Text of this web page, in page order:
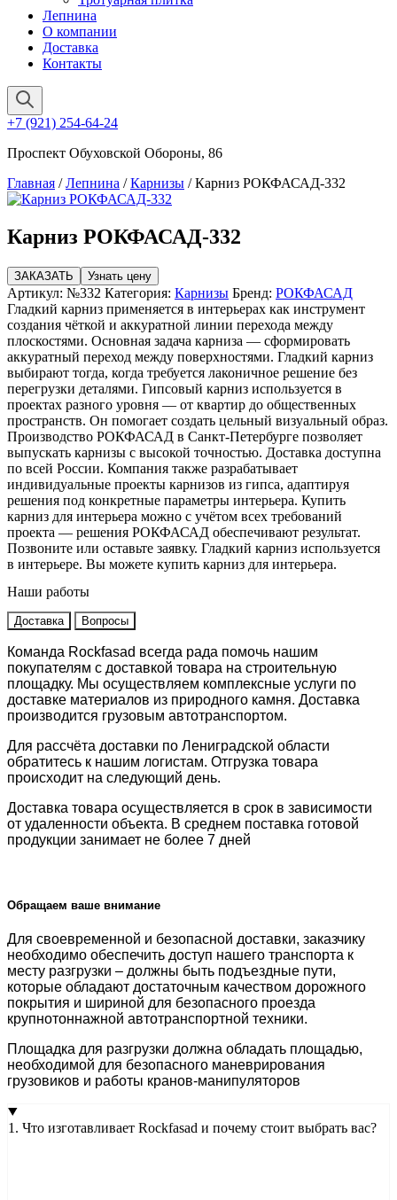
Лепнина
О компании
Доставка
Контакты
+7 (921) 254-64-24
Проспект Обуховской Обороны, 86
Главная /Лепнина /Карнизы / Карниз РОКФАСАД-332
Карниз РОКФАСАД-332
ЗАКАЗАТЬ Узнать цену
Артикул: №332 Категория: Карнизы Бренд: РОКФАСАД
Гладкий карниз применяется в интерьерах как инструмент
создания чёткой и аккуратной линии перехода между
плоскостями. Основная задача карниза — сформировать
аккуратный переход между поверхностями. Гладкий карниз
выбирают тогда, когда требуется лаконичное решение без
перегрузки деталями. Гипсовый карниз используется в
проектах разного уровня — от квартир до общественных
пространств. Он помогает создать цельный визуальный образ.
Производство РОКФАСАД в Санкт-Петербурге позволяет
выпускать карнизы с высокой точностью. Доставка доступна
по всей России. Компания также разрабатывает
индивидуальные проекты карнизов из гипса, адаптируя
решения под конкретные параметры интерьера. Купить
карниз для интерьера можно с учётом всех требований
проекта — решения РОКФАСАД обеспечивают результат.
Позвоните или оставьте заявку. Гладкий карниз используется
в интерьере. Вы можете купить карниз для интерьера.
Наши работы
Доставка Вопросы
Команда Rockfasad всегда рада помочь нашим
покупателям с доставкой товара на строительную
площадку. Мы осуществляем комплексные услуги по
доставке материалов из природного камня. Доставка
производится грузовым автотранспортом.
Для рассчёта доставки по Лениградской области
обратитесь к нашим логистам. Отгрузка товара
происходит на следующий день.
Доставка товара осуществляется в срок в зависимости
от удаленности объекта. В среднем поставка готовой
продукции занимает не более 7 дней
Обращаем ваше внимание
Для своевременной и безопасной доставки, заказчику
необходимо обеспечить доступ нашего транспорта к
месту разгрузки – должны быть подъездные пути,
которые обладают достаточным качеством дорожного
покрытия и шириной для безопасного проезда
крупнотоннажной автотранспортной техники.
Площадка для разгрузки должна обладать площадью,
необходимой для безопасного маневрирования
грузовиков и работы кранов-манипуляторов
1. Что изготавливает Rockfasad и почему стоит выбрать вас?